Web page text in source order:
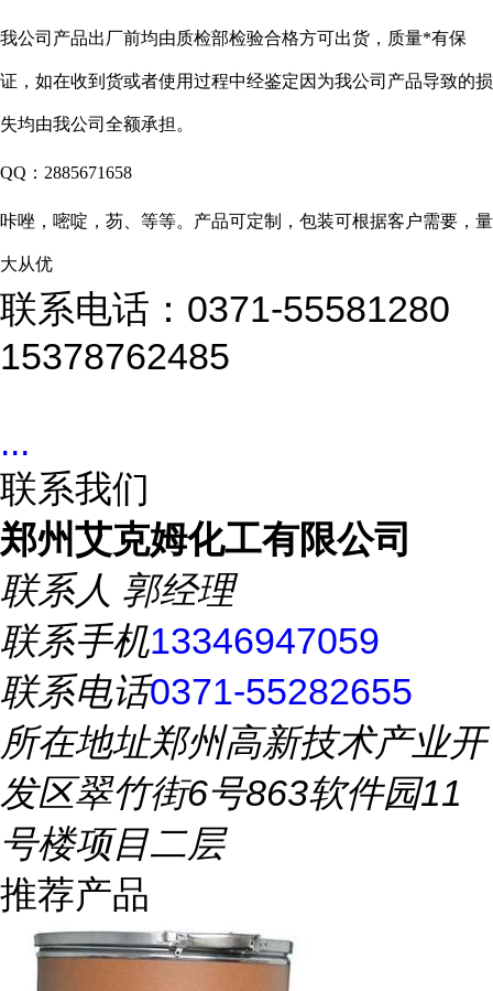
我公司产品出厂前均由质检部检验合格方可出货，质量*有保
证，如在收到货或者使用过程中经鉴定因为我公司产品导致的损
失均由我公司全额承担。
QQ：2885671658
咔唑，嘧啶，芴、等等。产品可定制，包装可根据客户需要，量
大从优
联系电话：0371-55581280
15378762485
...
联系我们
郑州艾克姆化工有限公司
联系人 郭经理
联系手机13346947059
联系电话0371-55282655
所在地址郑州高新技术产业开
发区翠竹街6号863软件园11
号楼项目二层
推荐产品